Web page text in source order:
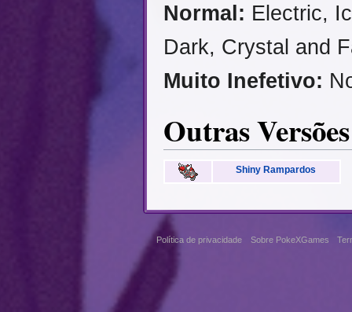
Normal: Electric,
Dark, Crystal and
Muito Inefetivo:
Outras Versões
Shiny Rampardos
Política de privacidade Sobre PokeXGames